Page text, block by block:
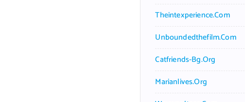
Theintexperience.com
Unboundedthefilm.com
Catfriends-Bg.org
Marianlives.org